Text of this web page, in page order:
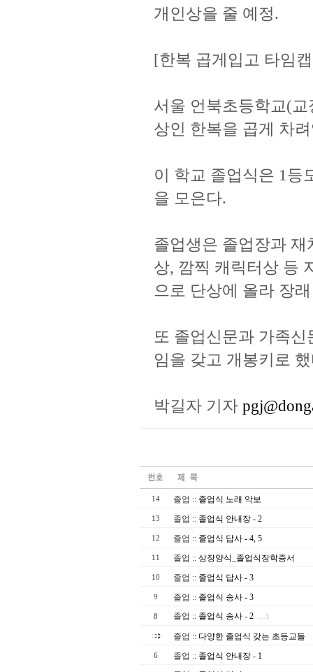
개인상을 줄 예정.
[한복 곱게입고 타임
서울 언북초등학교(
상인 한복을 곱게 차
이 학교 졸업식은 1등
을 모은다.
졸업생은 졸업장과
상, 깜찍 캐릭터상 등
으로 단상에 올라 장
또 졸업신문과 가족
임을 갖고 개봉키로
박길자 기자
14 졸업 :: 졸업식 노래 악보
13 졸업 :: 졸업식 안내장 - 2
12 졸업 :: 졸업식 답사 - 4, 5
11 졸업 :: 상장양식_졸업식장학증서
10 졸업 :: 졸업식 답사 - 3
9 졸업 :: 졸업식 송사 - 3
8 졸업 :: 졸업식 송사 - 2 …1
졸업 :: 다양한 졸업식 갖는 초등교들
6 졸업 :: 졸업식 안내장 - 1